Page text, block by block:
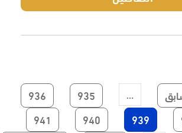
Previous
… الصفحة
935 الصفحة
936
Current page
939 الصفحة
940 الصفحة
941